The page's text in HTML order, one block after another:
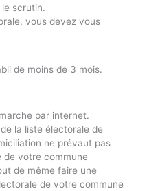
le scrutin.
vous devez vous
de moins de 3 mois.
par internet.
la liste électorale de
ne prévaut pas
de votre commune
de même faire une
de votre commune